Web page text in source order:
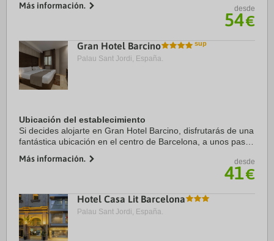
Además, este hotel se encuentra a 0,8 ...
Más información. desde
54€
Gran Hotel Barcino
Palau Sant Jordi, España.
Ubicación del establecimiento
Si decides alojarte en Gran Hotel Barcino, disfrutarás de una
fantástica ubicación en el centro de Barcelona, a unos pasos
Además, este hotel se ...
Más información. desde
41€
Hotel Casa Lit Barcelona
Palau Sant Jordi, España.